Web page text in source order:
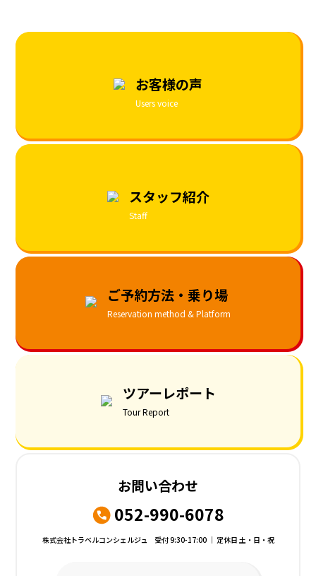
お客様の声
Users voice
スタッフ紹介
Staff
ご予約方法・乗り場
Reservation method & Platform
ツアーレポート
Tour Report
お問い合わせ
052-990-6078
株式会社トラベルコンシェルジュ 受付 9:30-17:00 ｜ 定休日 土・日・祝